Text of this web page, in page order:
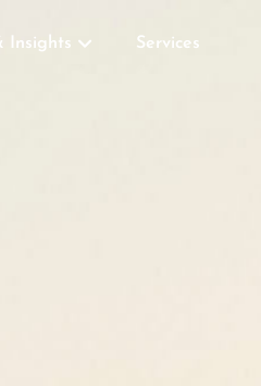
Insights Services